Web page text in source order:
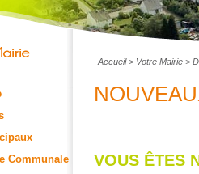
Communale
Accueil> Votre Mairie >
VOUS ÊTES